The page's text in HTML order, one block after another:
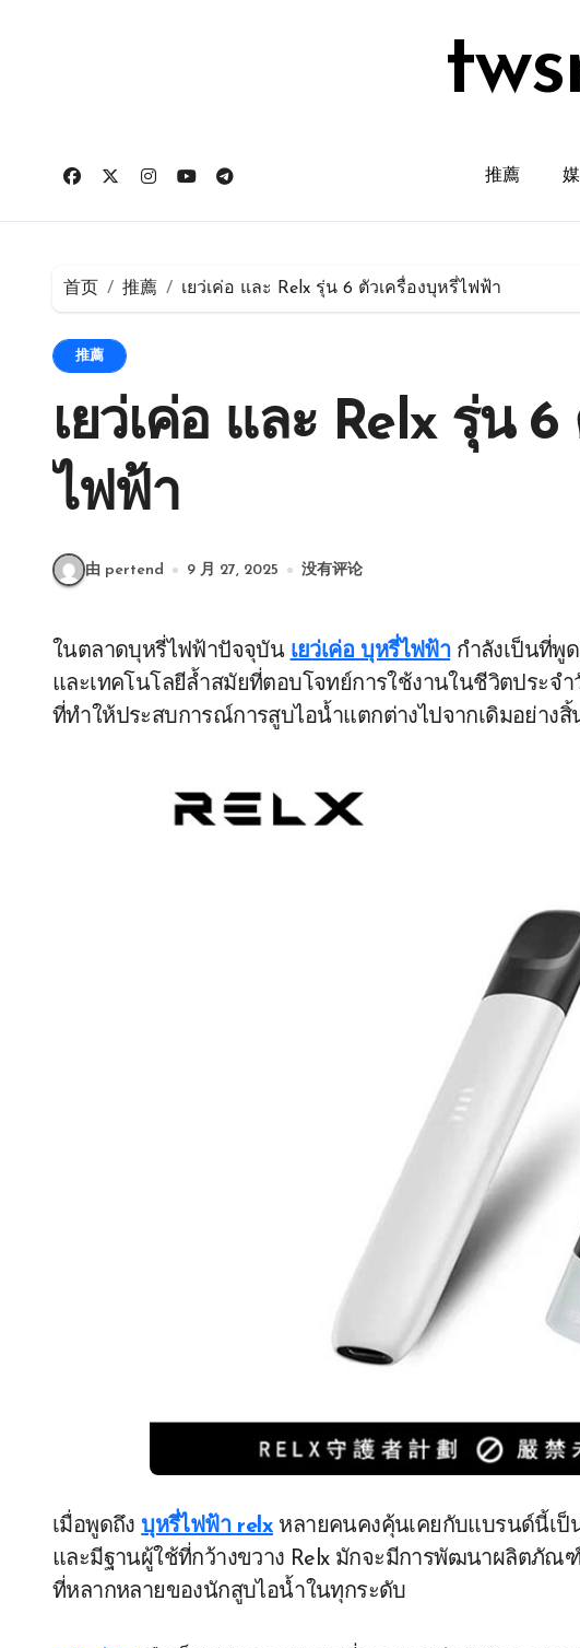
推薦
首页 推薦 เยว่เค่อ และ Relx รุ่น 6 ตัวเครื่องบุหรี่ไฟฟ้า
推薦
เยว่เค่อ และ Relx รุ่น 6
ไฟฟ้า
由 pertend 9 月 27, 2025 没有评论
ในตลาดบุหรี่ไฟฟ้าปัจจุบัน เยว่เค่อ บุหรี่ไฟฟ้ากำลังเป็นที่พู
และเทคโนโลยีล้ำสมัยที่ตอบโจทย์การใช้งานในชีวิตประจ
ที่ทำให้ประสบการณ์การสูบไอน้ำแตกต่างไปจากเดิมอย่างสิ้
เมื่อพูดถึงบุหรี่ไฟฟ้า relx หลายคนคงคุ้นเคยกับแบรนด์นี้เ
และมีฐานผู้ใช้ที่กว้างขวาง Relx มักจะมีการพัฒนาผลิตภัณ
ที่หลากหลายของนักสูบไอน้ำในทุกระดับ